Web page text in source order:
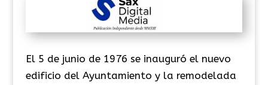
El 5 de junio de 1976 se inauguró el nuevo
edificio del Ayuntamiento y la remodelada